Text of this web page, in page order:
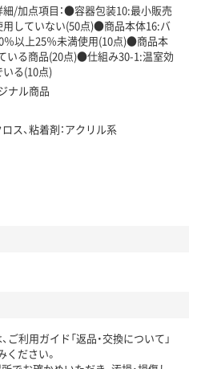
/加点項目：●容器包装10:最小販売
していない(50点)●商品本体16:バ
％以上25％未満使用(10点)●商品本
いる商品(20点)●仕組み30-1:温室効
る(10点)
ナル商品
ス、粘着剤：アクリル系
ご利用ガイド「返品・交換について」
ください。